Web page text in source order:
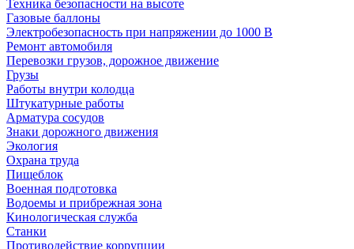
Техника безопасности на высоте
Газовые баллоны
Электробезопасность при напряжении до 1000 В
Ремонт автомобиля
Перевозки грузов, дорожное движение
Грузы
Работы внутри колодца
Штукатурные работы
Арматура сосудов
Знаки дорожного движения
Экология
Охрана труда
Пищеблок
Военная подготовка
Водоемы и прибрежная зона
Кинологическая служба
Станки
Противодействие коррупции